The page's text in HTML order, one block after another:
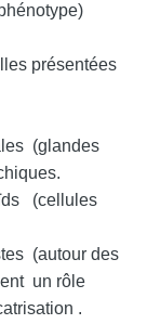
présentées
(glandes
(cellules
(autour des
un rôle
.